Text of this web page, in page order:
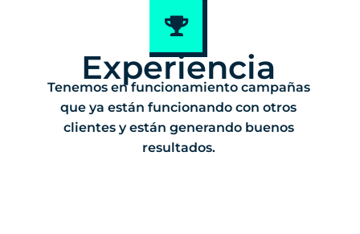
Experiencia
Tenemos en funcionamiento campañas
que ya están funcionando con otros
clientes y están generando buenos
resultados.